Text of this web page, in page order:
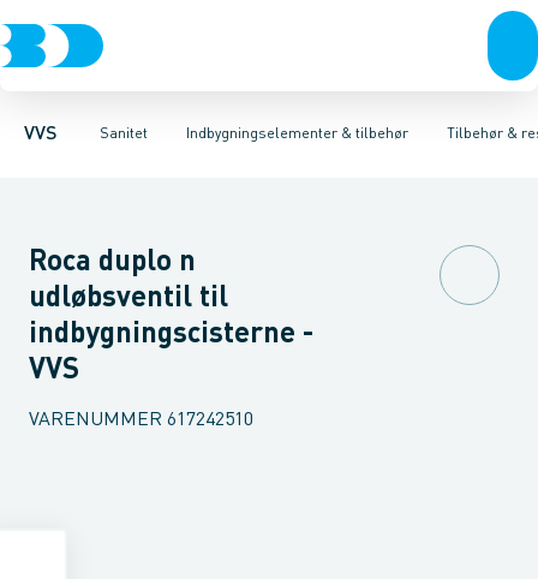
VVS Sanitet
Rør & fittingsPressfittings & rørKuglehaner & ventilerAfløb
Indbygningselementer & tilbehør
Toiletter, sæder og cisternerVaskeArmaturerBrusereTilbehør &
Høje Indbygnings elementerLave Indbygnings elementer
Roca duplo n
udløbsventil til
indbygningscisterne -
VVS
VARENUMMER 617242510